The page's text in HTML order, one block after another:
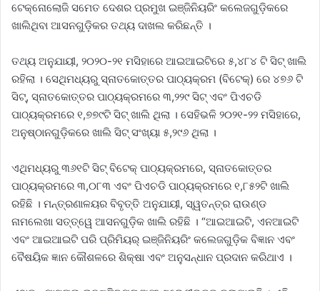
ଟେକ୍ନୋଲୋଜି ସମେତ ଦେଶର ପ୍ରମୁଖ ଇଞ୍ଜିନିୟରିଂ କଲେଜଗୁଡ଼ିକରେ
ଖାଲିଥିବା ଆସନଗୁଡ଼ିକର ତଥ୍ୟ ଦାଖଲ କରିଛନ୍ତି ।
ତଥ୍ୟ ଅନୁଯାୟୀ, ୨୦୨୦-୨୧ ମସିହାରେ ଆଇଆଇଟିରେ ୫,୪୮୪ ଟି ସିଟ୍ ଖାଲି
ରହିଲା । ସେଥିମଧ୍ୟରୁ ସ୍ନାତକୋତ୍ତର ପାଠ୍ୟକ୍ରମ (ବିଟେକ୍) ରେ ୪୭୬ ଟି
ସିଟ୍, ସ୍ନାତକୋତ୍ତର ପାଠ୍ୟକ୍ରମରେ ୩,୨୨୯ ସିଟ୍ ଏବଂ ପିଏଚଡି
ପାଠ୍ୟକ୍ରମରେ ୧,୭୭୯ଟି ସିଟ୍ ଖାଲି ଥିଲା । ସେହିଭଳି ୨୦୨୧-୨୨ ମସିହାରେ,
ଅନୁଷ୍ଠାନଗୁଡ଼ିକରେ ଖାଲି ସିଟ୍ ସଂଖ୍ୟା ୫,୨୯୬ ଥିଲା ।
ଏଥିମଧ୍ୟରୁ ୩୬୧ଟି ସିଟ୍ ବିଟେକ୍ ପାଠ୍ୟକ୍ରମରେ, ସ୍ନାତକୋତ୍ତର
ପାଠ୍ୟକ୍ରମରେ ୩,୦୮୩ ଏବଂ ପିଏଚଡି ପାଠ୍ୟକ୍ରମରେ ୧,୮୫୨ଟି ଖାଲି
ରହିଛି । ମନ୍ତ୍ରଣାଳୟର ବିବୃତ୍ତି ଅନୁଯାୟୀ, ସ୍ୱତନ୍ତ୍ର ରାଉଣ୍ଡ
ନାମଲେଖା ସତ୍ତ୍ୱେ ଆସନଗୁଡ଼ିକ ଖାଲି ରହିଛି । “ଆଇଆଇଟି, ଏନଆଇଟି
ଏବଂ ଆଇଆଇଟି ପରି ପ୍ରିମିୟର୍ ଇଞ୍ଜିନିୟରିଂ କଲେଜଗୁଡ଼ିକ ବିଜ୍ଞାନ ଏବଂ
ବୈଷୟିକ ଜ୍ଞାନ କୌଶଳରେ ଶିକ୍ଷା ଏବଂ ଅନୁସନ୍ଧାନ ପ୍ରଦାନ କରିଥାଏ ।